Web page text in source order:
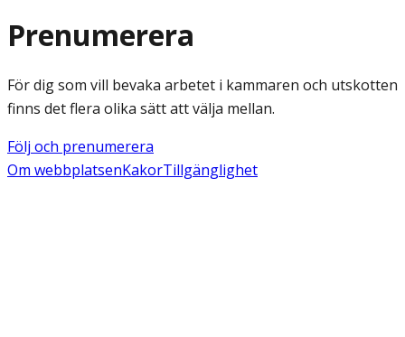
Prenumerera
För dig som vill bevaka arbetet i kammaren och utskotten
finns det flera olika sätt att välja mellan.
Följ och prenumerera
Om webbplatsenKakorTillgänglighet